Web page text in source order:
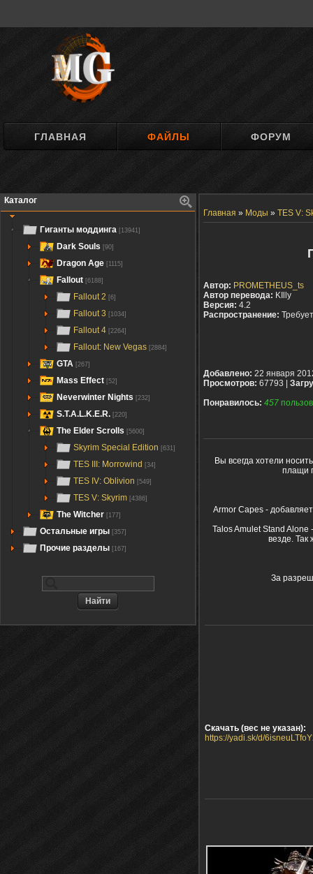
ГЛАВНАЯ ФАЙЛЫ ФОРУМ
Каталог
Гиганты моддинга [13941]
Dark Souls [90]
Dragon Age [1115]
Fallout [6188]
Fallout 2 [6]
Fallout 3 [1034]
Fallout 4 [2264]
Fallout: New Vegas [2884]
GTA [267]
Mass Effect [52]
Neverwinter Nights [232]
S.T.A.L.K.E.R. [220]
The Elder Scrolls [5600]
Skyrim Special Edition [631]
TES III: Morrowind [34]
TES IV: Oblivion [549]
TES V: Skyrim [4386]
The Witcher [177]
Остальные игры [357]
Прочие разделы [167]
Главная » Моды » TES V:
Автор: PROMETHEUS_ts
Автор перевода: KIlly
Версия: 4.2
Распространение:
Добавлено: 22 января
Просмотров: 67793 |
Понравилось: 457
Вы всегда хотели
плащи
Armor Capes -
Talos Amulet Stand
везде.
За
Скачать (вес не указан):
https://yadi.sk/d/